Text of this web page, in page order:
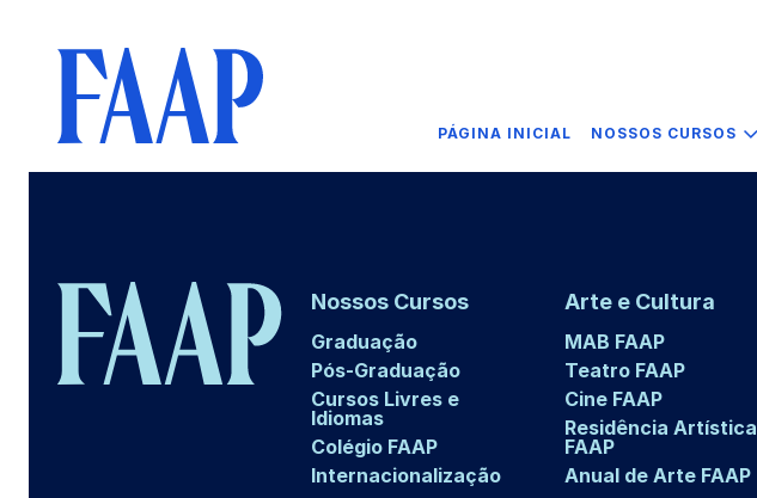
PÁGINA INICIAL NOSSOS CURSOS
Nossos Cursos
Graduação
Pós-Graduação
Cursos Livres e
Idiomas
Colégio FAAP
Internacionalização
Arte e Cultura
MAB FAAP
Teatro FAAP
Cine FAAP
Residência Artística
FAAP
Anual de Arte FAAP